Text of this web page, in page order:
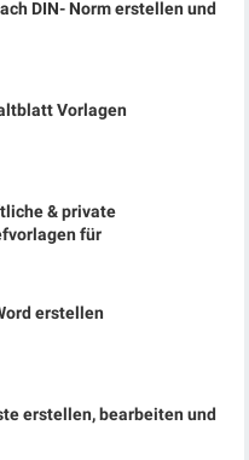
DIN- Norm erstellen und
Vorlagen
& private
für
erstellen
erstellen, bearbeiten und